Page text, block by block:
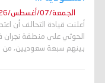
الجمعة/07/أغسطس/2026 - 12:38 ص
أعلنت قيادة التحالف أن
بينهم سبعة سعوديين،